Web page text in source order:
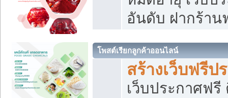
อันดับ ฝากร้าน
โพสต์เรียกลูกค้าออนไลน์
สร้างเว็บฟรีป
เว็บประกาศฟ